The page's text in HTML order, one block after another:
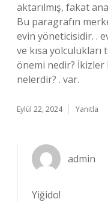
aktarılmış, fakat
Bu paragrafın
evin yöneticisidir. .
ve kısa
önemi nedir?
nelerdir? . var.
Eylül 22, 2024 Yanıtla
admin
Yiğido!